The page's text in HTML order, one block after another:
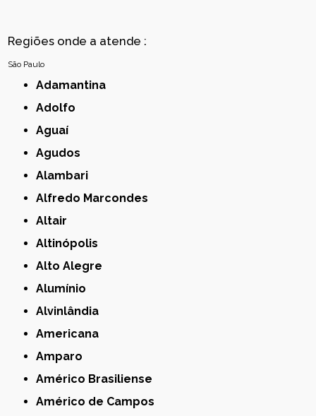
Regiões onde a atende :
São Paulo
Adamantina
Adolfo
Aguaí
Agudos
Alambari
Alfredo Marcondes
Altair
Altinópolis
Alto Alegre
Alumínio
Alvinlândia
Americana
Amparo
Américo Brasiliense
Américo de Campos